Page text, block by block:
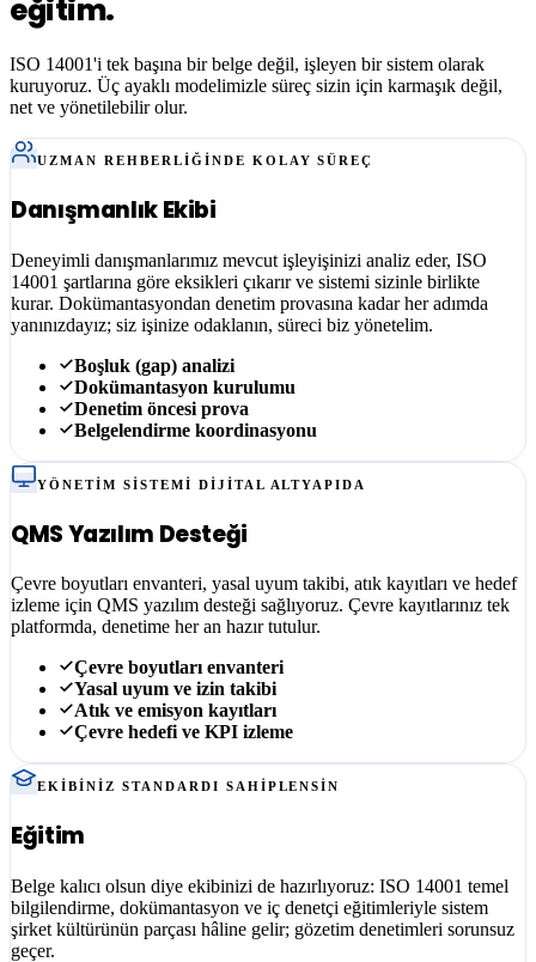
eğitim.
ISO 14001'i tek başına bir belge değil, işleyen bir sistem olarak
kuruyoruz. Üç ayaklı modelimizle süreç sizin için karmaşık değil,
net ve yönetilebilir olur.
UZMAN REHBERLIĞINDE KOLAY SÜREÇ
Danışmanlık Ekibi
Deneyimli danışmanlarımız mevcut işleyişinizi analiz eder, ISO
14001 şartlarına göre eksikleri çıkarır ve sistemi sizinle birlikte
kurar. Dokümantasyondan denetim provasına kadar her adımda
yanınızdayız; siz işinize odaklanın, süreci biz yönetelim.
Boşluk (gap) analizi
Dokümantasyon kurulumu
Denetim öncesi prova
Belgelendirme koordinasyonu
YÖNETIM SISTEMI DIJITAL ALTYAPIDA
QMS Yazılım Desteği
Çevre boyutları envanteri, yasal uyum takibi, atık kayıtları ve hedef
izleme için QMS yazılım desteği sağlıyoruz. Çevre kayıtlarınız tek
platformda, denetime her an hazır tutulur.
Çevre boyutları envanteri
Yasal uyum ve izin takibi
Atık ve emisyon kayıtları
Çevre hedefi ve KPI izleme
EKIBINIZ STANDARDI SAHIPLENSIN
Eğitim
Belge kalıcı olsun diye ekibinizi de hazırlıyoruz: ISO 14001 temel
bilgilendirme, dokümantasyon ve iç denetçi eğitimleriyle sistem
şirket kültürünün parçası hâline gelir; gözetim denetimleri sorunsuz
geçer.